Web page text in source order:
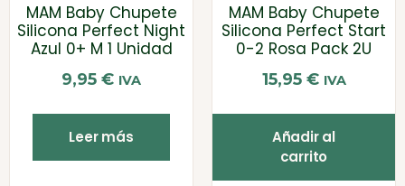
MAM Baby Chupete
Silicona Perfect Night
Azul 0+ M 1 Unidad
9,95 € IVA
Leer más
MAM Baby Chupete
Silicona Perfect Start
0-2 Rosa Pack 2U
15,95 € IVA
Añadir al
carrito